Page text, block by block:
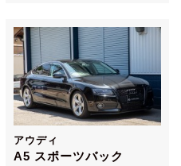
アウディ
A5 スポーツバック